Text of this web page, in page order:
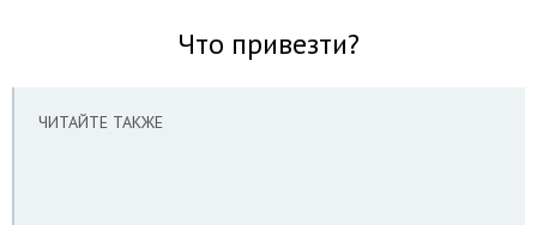
Что привезти?
ЧИТАЙТЕ ТАКЖЕ